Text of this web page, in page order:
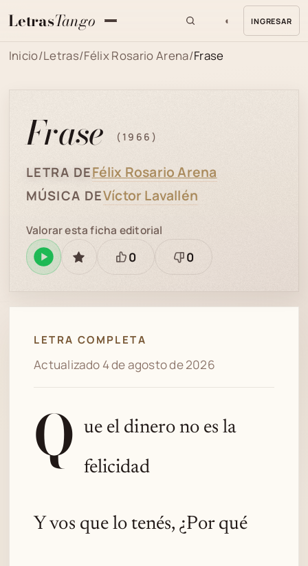
LetrasTango ◐ INGRESAR
Inicio/Letras/Félix Rosario Arena/Frase
Frase (1966)
LETRA DEFélix Rosario Arena
MÚSICA DEVíctor Lavallén
ReproducirGUARDAR
Valorar esta ficha editorial
Está
0
Necesita
0
LETRA COMPLETA
Actualizado 4 de agosto de 2026
Q ue el dinero no es la
felicidad
Y vos que lo tenés, ¿Por qué